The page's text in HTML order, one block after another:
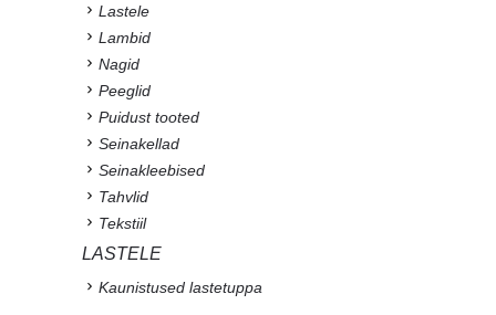
Lastele
Lambid
Nagid
Peeglid
Puidust tooted
Seinakellad
Seinakleebised
Tahvlid
Tekstiil
LASTELE
Kaunistused lastetuppa